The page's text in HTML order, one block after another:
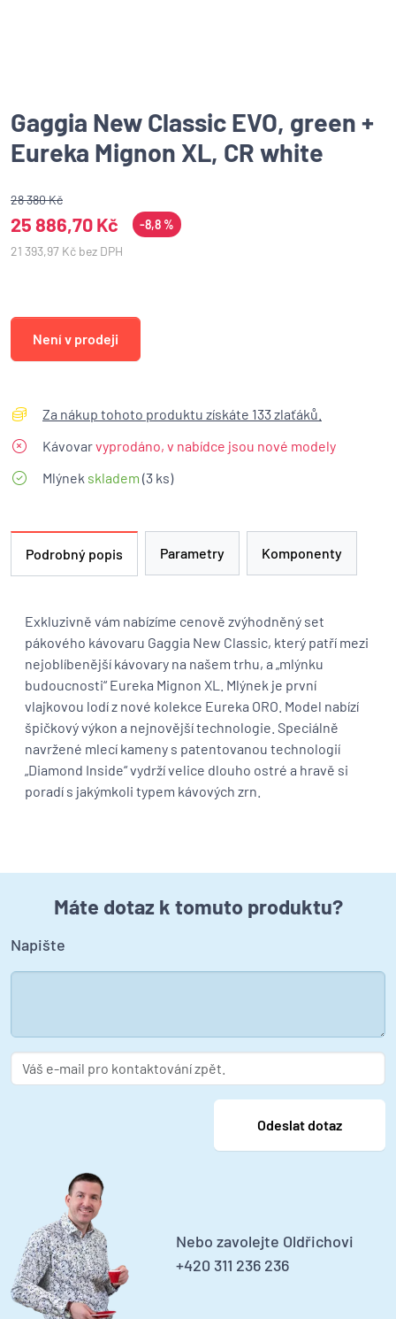
Gaggia New Classic EVO, green +
Eureka Mignon XL, CR white
28 380 Kč
25 886,70 Kč
-8,8 %
21 393,97 Kč bez DPH
Není v prodeji
Za nákup tohoto produktu získáte 133 zlaťáků.
Kávovarvyprodáno, v nabídce jsou nové modely
Mlýnek skladem (3 ks)
Podrobný popis Parametry Komponenty
Exkluzivně vám nabízíme cenově zvýhodněný set
pákového kávovaru Gaggia New Classic, který patří mezi
nejoblíbenější kávovary na našem trhu, a „mlýnku
budoucnosti“ Eureka Mignon XL. Mlýnek je první
vlajkovou lodí z nové kolekce Eureka ORO. Model nabízí
špičkový výkon a nejnovější technologie. Speciálně
navržené mlecí kameny s patentovanou technologií
„Diamond Inside“ vydrží velice dlouho ostré a hravě si
poradí s jakýmkoli typem kávových zrn.
Máte dotaz k tomuto produktu?
Nebo zavolejte Oldřichovi
+420 311 236 236
Napište